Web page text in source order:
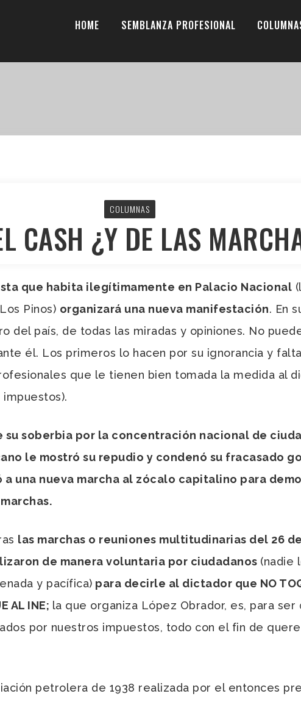
HOME SEMBLANZA PROFESIONAL
COLUMNAS
CASH ¿Y DE LAS
que habita ilegítimamente en Palacio Nacional
Pinos) organizará una nueva manifestación. En
del país, de todas las miradas y opiniones. No
él. Los primeros lo hacen por su ignorancia y
que le tienen bien tomada la medida al
soberbia por la concentración nacional de
le mostró su repudio y condenó su fracasado
una nueva marcha al zócalo capitalino para
las marchas o reuniones multitudinarias del 26
de manera voluntaria por ciudadanos (nadie
y pacífica) para decirle al dictador que NO
AL INE; la que organiza López Obrador, es, para ser
por nuestros impuestos, todo con el fin de
petrolera de 1938 realizada por el entonces